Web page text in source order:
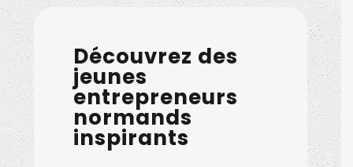
Découvrez des
jeunes
entrepreneurs
normands
inspirants